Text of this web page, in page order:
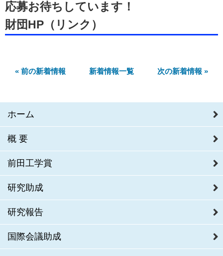
応募お待ちしています！
財団HP （リンク）
« 前の新着情報 新着情報一覧 次の新着情報 »
ホーム
概要
前田工学賞
研究助成
研究報告
国際会議助成